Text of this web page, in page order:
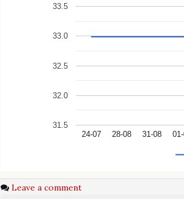
24-07 28-08 31-08
31.5
32.0
32.5
33.0
33.5
Leave a comment